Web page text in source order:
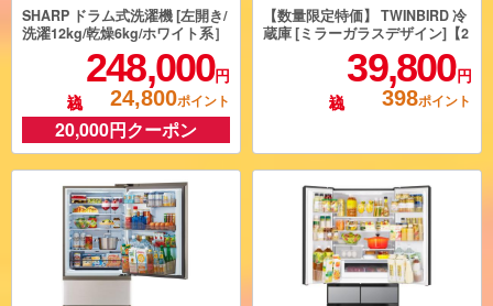
SHARP ドラム式洗濯機 [左開き/
洗濯12kg/乾燥6kg/ホワイト系］
★大型配送対象商品 ES-12P1-W
248,000円
24,800ポイント
20,000円クーポン
【数量限定特価】 TWINBIRD 冷
蔵庫 [ミラーガラスデザイン]【2
ドア/右開き/121L/ブラック】 H
39,800 円
398ポイント